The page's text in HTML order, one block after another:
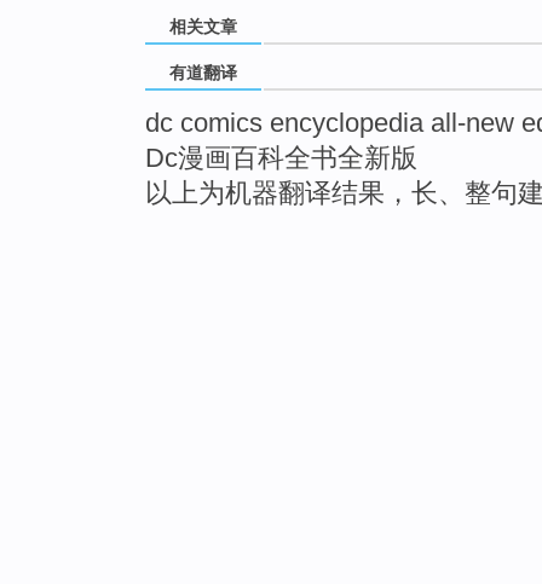
相关文章
有道翻译
dc comics encyclopedia all-new
Dc漫画百科全书全新版
以上为机器翻译结果，长、整句